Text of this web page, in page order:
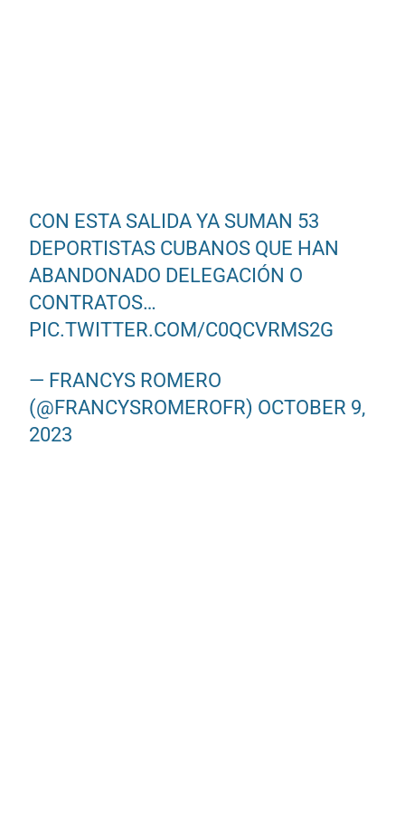
CON ESTA SALIDA YA SUMAN 53
DEPORTISTAS CUBANOS QUE HAN
ABANDONADO DELEGACIÓN O
CONTRATOS…
PIC.TWITTER.COM/C0QCVRMS2G
— FRANCYS ROMERO
(@FRANCYSROMEROFR) OCTOBER 9,
2023